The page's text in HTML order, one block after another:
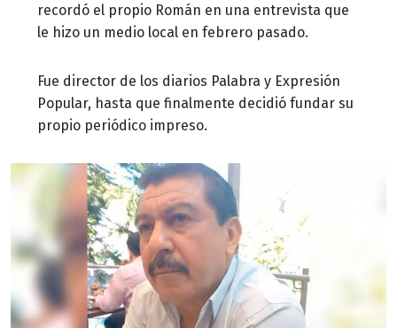
recordó el propio Román en una entrevista que
le hizo un medio local en febrero pasado.
Fue director de los diarios Palabra y Expresión
Popular, hasta que finalmente decidió fundar su
propio periódico impreso.